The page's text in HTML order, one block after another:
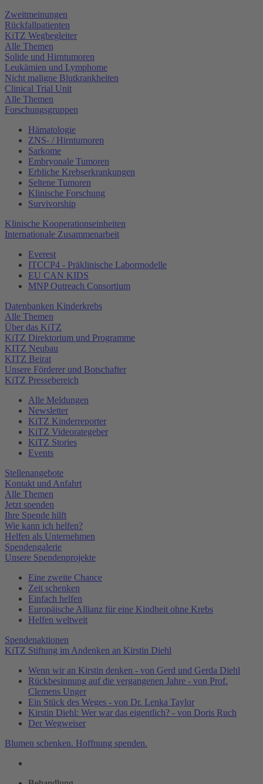
Zweitmeinungen
Rückfallpatienten
KiTZ Wegbegleiter
Alle Themen
Solide und Hirntumoren
Leukämien und Lymphome
Nicht maligne Blutkrankheiten
Clinical Trial Unit
Alle Themen
Forschungsgruppen
Hämatologie
ZNS- / Hirntumoren
Sarkome
Embryonale Tumoren
Erbliche Krebserkrankungen
Seltene Tumoren
Klinische Forschung
Survivorship
Klinische Kooperationseinheiten
Internationale Zusammenarbeit
Everest
ITCCP4 - Präklinische Labormodelle
EU CAN KIDS
MNP Outreach Consortium
Datenbanken Kinderkrebs
Alle Themen
Über das KiTZ
KiTZ Direktorium und Programme
KITZ Neubau
KITZ Beirat
Unsere Förderer und Botschafter
KiTZ Pressebereich
Alle Meldungen
Newsletter
KiTZ Kinderreporter
KiTZ Videorategeber
KiTZ Stories
Events
Stellenangebote
Kontakt und Anfahrt
Alle Themen
Jetzt spenden
Ihre Spende hilft
Wie kann ich helfen?
Helfen als Unternehmen
Spendengalerie
Unsere Spendenprojekte
Eine zweite Chance
Zeit schenken
Einfach helfen
Europäische Allianz für eine Kindheit ohne Krebs
Helfen weltweit
Spendenaktionen
KiTZ Stiftung im Andenken an Kirstin Diehl
Wenn wir an Kirstin denken - von Gerd und Gerda Diehl
Rückbesinnung auf die vergangenen Jahre - von Prof.
Clemens Unger
Ein Stück des Weges - von Dr. Lenka Taylor
Kirstin Diehl: Wer war das eigentlich? - von Doris Ruch
Der Wegweiser
Blumen schenken. Hoffnung spenden.